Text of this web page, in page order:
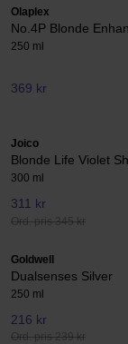
Olaplex
No.4P Blonde
250 ml
369 kr
Joico
Blonde Life Violet
300 ml
311 kr
Ord. pris 345 kr
Goldwell
Dualsenses Silver
250 ml
216 kr
Ord. pris 239 kr